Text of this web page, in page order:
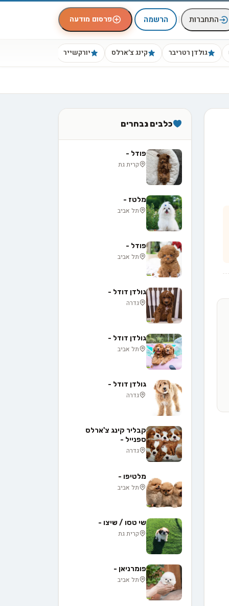
התחברות | הרשמה פרסום מודעה
גולדן רטריבר קינג צ׳ארלס יורקשייר
כלבים נבחרים
פודל -
קרית גת
מלטז -
תל אביב
פודל -
תל אביב
גולדן דודל -
גדרה
גולדן דודל -
תל אביב
גולדן דודל -
גדרה
קבליר קינג צ'ארלס
ספנייל -
גדרה
מלטיפו -
תל אביב
שי טסו / שיצו -
קרית גת
פומרניאן -
תל אביב